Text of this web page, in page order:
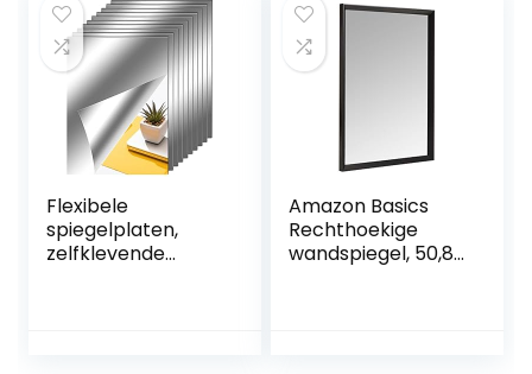
spiegelframe, 2
cm diep,
eenvoudige
montage
Flexibele
spiegelplaten,
zelfklevende
Amazon Basics
Rechthoekige
wandspiegel, 50,8